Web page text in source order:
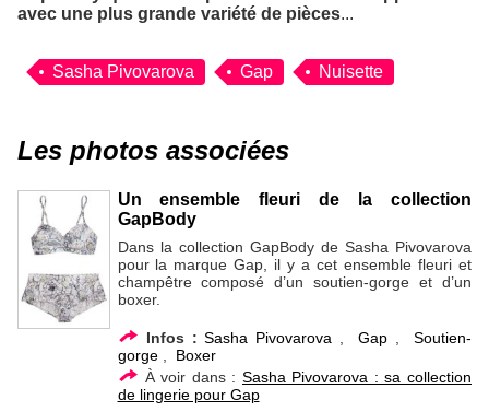
avec une plus grande variété de pièces...
Sasha Pivovarova Gap Nuisette
Les photos associées
Un ensemble fleuri de la collection
GapBody
Dans la collection GapBody de Sasha Pivovarova
pour la marque Gap, il y a cet ensemble fleuri et
champêtre composé d’un soutien-gorge et d’un
boxer.
Infos : Sasha Pivovarova ,Gap ,Soutien-
gorge, Boxer
À voir dans : Sasha Pivovarova : sa collection
de lingerie pour Gap